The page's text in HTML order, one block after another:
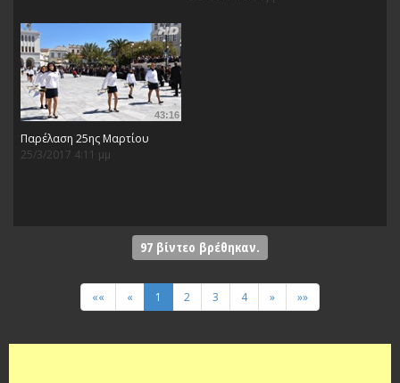
43:16
Παρέλαση 25ης Μαρτίου
25/3/2017 4:11 μμ
97 βίντεο βρέθηκαν.
«« « 1 2 3 4 » »»